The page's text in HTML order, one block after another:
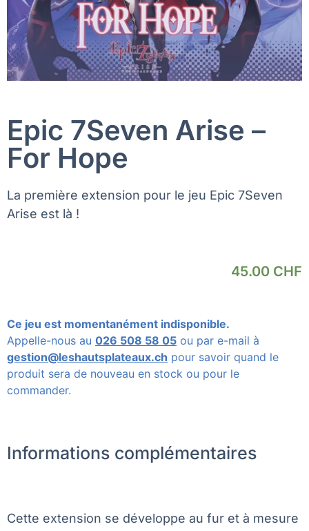
Epic 7Seven Arise –
For Hope
La première extension pour le jeu Epic 7Seven
Arise est là !
45.00 CHF
Ce jeu est momentanément indisponible.
Appelle-nous au 026 508 58 05 ou par e-mail à
gestion@leshautsplateaux.ch pour savoir quand le
produit sera de nouveau en stock ou pour le
commander.
Informations complémentaires
Cette extension se développe au fur et à mesure